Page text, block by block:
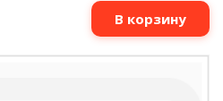
В корзину